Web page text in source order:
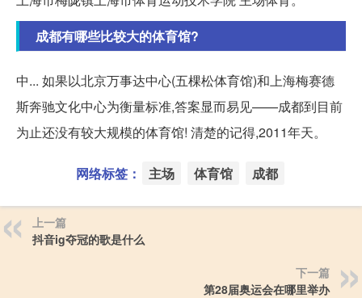
成都有哪些比较大的体育馆?
中... 如果以北京万事达中心(五棵松体育馆)和上海梅赛德
斯奔驰文化中心为衡量标准,答案显而易见——成都到目前
为止还没有较大规模的体育馆! 清楚的记得,2011年天。
网络标签： 主场 体育馆 成都
上一篇
抖音ig夺冠的歌是什么
下一篇
第28届奥运会在哪里举办